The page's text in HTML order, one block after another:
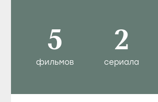
5
фильмов
2
сериала